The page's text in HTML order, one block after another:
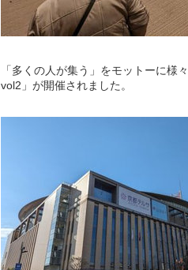
「多くの人が集う」をモットーに様
vol2」が開催されました。